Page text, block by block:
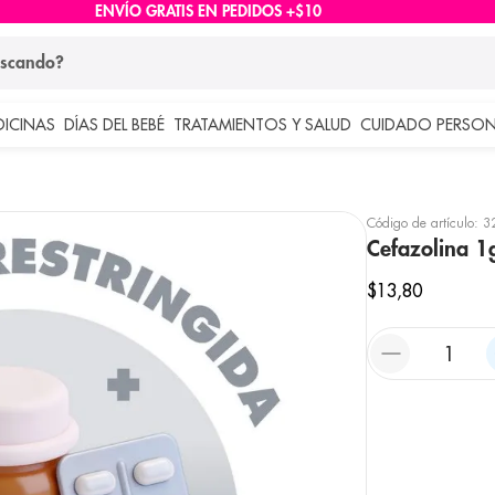
ENVÍO GRATIS EN PEDIDOS +$10
DÍAS DEL BEBÉ TRATAMIENTOS Y SALUD CUIDADO
Código de artículo:
Cefazolina
$13,80
buscados